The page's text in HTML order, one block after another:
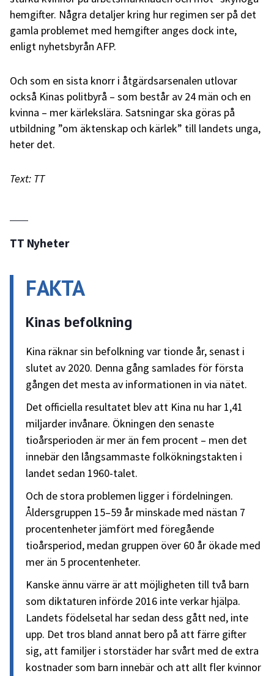
hemgifter. Några detaljer kring hur regimen ser på det
gamla problemet med hemgifter anges dock inte,
enligt nyhetsbyrån AFP.
Och som en sista knorr i åtgärdsarsenalen utlovar
också Kinas politbyrå – som består av 24 män och en
kvinna – mer kärlekslära. Satsningar ska göras på
utbildning ”om äktenskap och kärlek” till landets unga,
heter det.
Text: TT
TT Nyheter
FAKTA
Kinas befolkning
Kina räknar sin befolkning var tionde år, senast i
slutet av 2020. Denna gång samlades för första
gången det mesta av informationen in via nätet.
Det officiella resultatet blev att Kina nu har 1,41
miljarder invånare. Ökningen den senaste
tioårsperioden är mer än fem procent – men det
innebär den långsammaste folkökningstakten i
landet sedan 1960-talet.
Och de stora problemen ligger i fördelningen.
Åldersgruppen 15–59 år minskade med nästan 7
procentenheter jämfört med föregående
tioårsperiod, medan gruppen över 60 år ökade med
mer än 5 procentenheter.
Kanske ännu värre är att möjligheten till två barn
som diktaturen införde 2016 inte verkar hjälpa.
Landets födelsetal har sedan dess gått ned, inte
upp. Det tros bland annat bero på att färre gifter
sig, att familjer i storstäder har svårt med de extra
kostnader som barn innebär och att allt fler kvinnor